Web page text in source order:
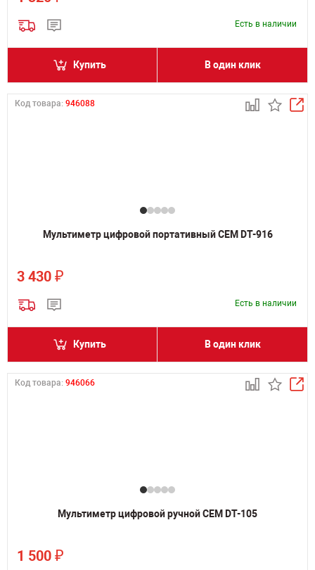
Есть в наличии
Купить В один клик
Код товара: 946088
Мультиметр цифровой портативный CEM DT-916
3 430 ₽
Есть в наличии
Купить В один клик
Код товара: 946066
Мультиметр цифровой ручной CEM DT-105
1 500 ₽